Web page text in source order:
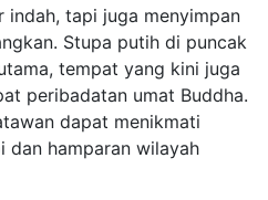
tapi juga menyimpan
Stupa putih di puncak
tempat yang kini juga
peribadatan umat Buddha.
dapat menikmati
dan hamparan wilayah